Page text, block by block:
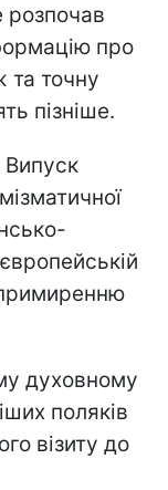
про
та точну
пізніше.
Випуск
духовному
поляків
візиту до